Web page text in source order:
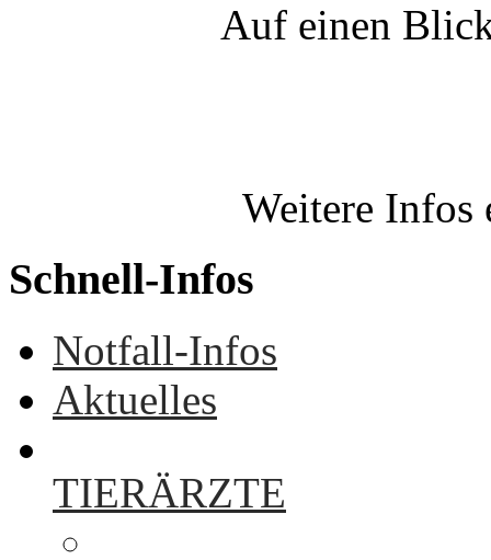
Auf einen
Weitere Infos
Schnell-Infos
Notfall-Infos
Aktuelles
TIERÄRZTE